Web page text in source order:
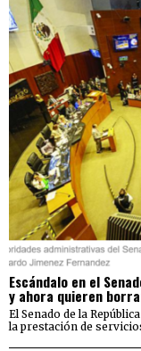
Escándalo en el
y ahora quieren
El Senado de la
la prestación de